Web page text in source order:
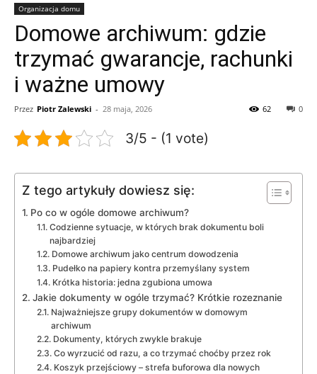
Organizacja domu
Domowe archiwum: gdzie
trzymać gwarancje, rachunki
i ważne umowy
Przez Piotr Zalewski - 28 maja, 2026 0
62
3/5 - (1 vote)
Z tego artykuły dowiesz się:
Po co w ogóle domowe archiwum?
Codzienne sytuacje, w których brak dokumentu boli
najbardziej
Domowe archiwum jako centrum dowodzenia
Pudełko na papiery kontra przemyślany system
Krótka historia: jedna zgubiona umowa
Jakie dokumenty w ogóle trzymać? Krótkie rozeznanie
Najważniejsze grupy dokumentów w domowym
archiwum
Dokumenty, których zwykle brakuje
Co wyrzucić od razu, a co trzymać choćby przez rok
Koszyk przejściowy – strefa buforowa dla nowych